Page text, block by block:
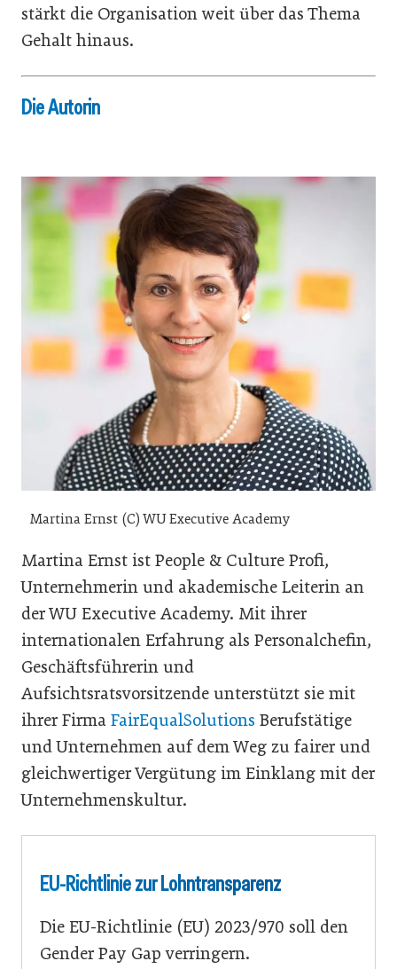
stärkt die Organisation weit über das Thema
Gehalt hinaus.
Die Autorin
Martina Ernst (C) WU Executive Academy
Martina Ernst ist People & Culture Profi,
Unternehmerin und akademische Leiterin an
der WU Executive Academy. Mit ihrer
internationalen Erfahrung als Personalchefin,
Geschäftsführerin und
Aufsichtsratsvorsitzende unterstützt sie mit
ihrer Firma FairEqualSolutions Berufstätige
und Unternehmen auf dem Weg zu fairer und
gleichwertiger Vergütung im Einklang mit der
Unternehmenskultur.
EU-Richtlinie zur Lohntransparenz
Die EU-Richtlinie (EU) 2023/970 soll den
Gender Pay Gap verringern.